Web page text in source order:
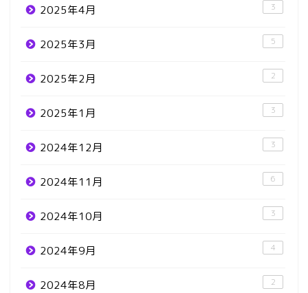
2025年4月 3
2025年3月 5
2025年2月 2
2025年1月 3
2024年12月 3
2024年11月 6
2024年10月 3
2024年9月 4
2024年8月 2